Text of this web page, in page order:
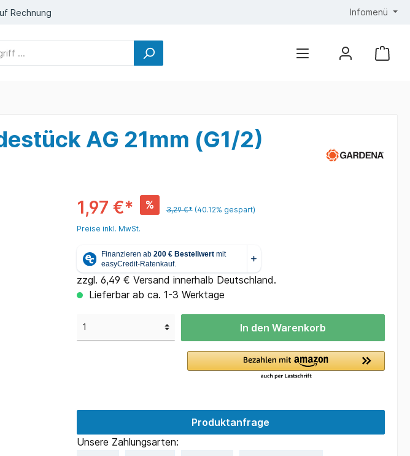
Rechnung Infomenü
AG 21mm (G1/2)
1,97 €* % 3,29 €* (40.12% gespart)
Preise inkl. MwSt.
zzgl. 6,49 € Versand innerhalb Deutschland.
Lieferbar ab ca. 1-3 Werktage
In den Warenkorb
Produktanfrage
Unsere Zahlungsarten: